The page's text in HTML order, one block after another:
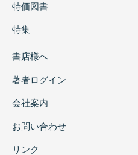
特価図書
特集
書店様へ
著者ログイン
会社案内
お問い合わせ
リンク